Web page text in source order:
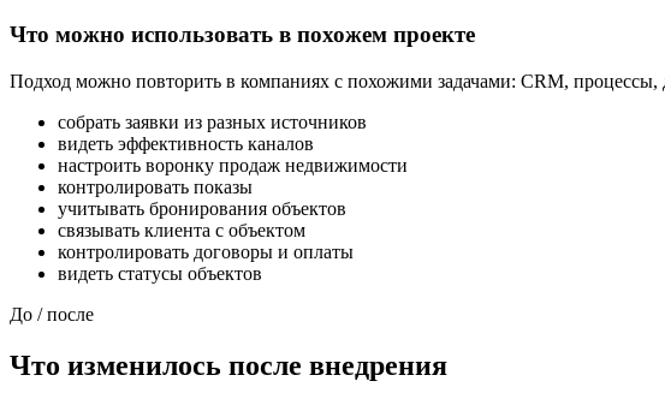
Что можно использовать в похожем проекте
Подход можно повторить в компаниях с похожими задачами: CRM, процессы,
собрать заявки из разных источников
видеть эффективность каналов
настроить воронку продаж недвижимости
контролировать показы
учитывать бронирования объектов
связывать клиента с объектом
контролировать договоры и оплаты
видеть статусы объектов
До / после
Что изменилось после внедрения